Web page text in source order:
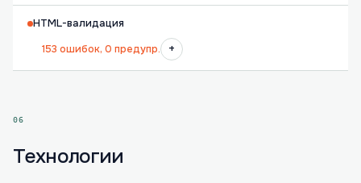
HTML-валидация
153 ошибок, 0 предупр.
+
06
Технологии